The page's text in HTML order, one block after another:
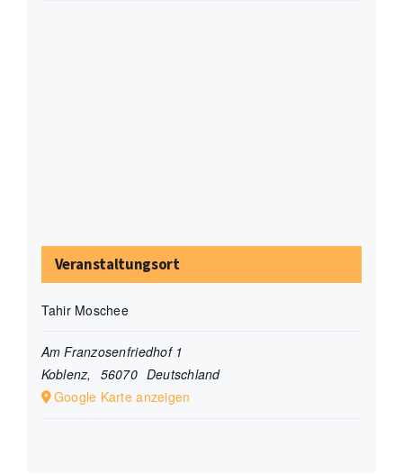
Veranstaltungsort
Tahir Moschee
Am Franzosenfriedhof 1
Koblenz, 56070 Deutschland
Google Karte anzeigen